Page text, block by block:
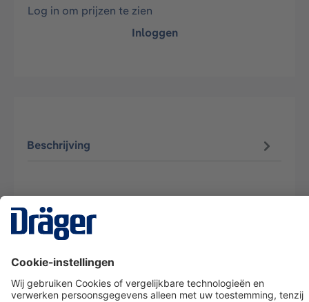
Log in om prijzen te zien
Inloggen
Beschrijving